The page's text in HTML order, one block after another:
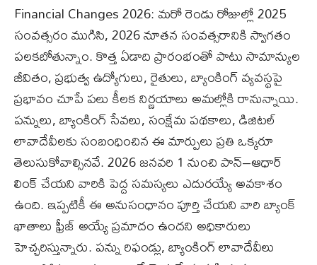
Financial Changes 2026: మరో రెండు రోజుల్లో 2025
సంవత్సరం ముగిసి, 2026 నూతన సంవత్సరానికి స్వాగతం
పలకబోతున్నాం. కొత్త ఏడాది ప్రారంభంతో పాటు సామాన్యుల
జీవితం, ప్రభుత్వ ఉద్యోగులు, రైతులు, బ్యాంకింగ్ వ్యవస్థపై
ప్రభావం చూపే పలు కీలక నిర్ణయాలు అమల్లోకి రానున్నాయి.
పన్నులు, బ్యాంకింగ్ సేవలు, సంక్షేమ పథకాలు, డిజిటల్
లావాదేవీలకు సంబంధించిన ఈ మార్పులు ప్రతి ఒక్కరూ
తెలుసుకోవాల్సినవే. 2026 జనవరి 1 నుంచి పాన్–ఆధార్
లింక్ చేయని వారికి పెద్ద సమస్యలు ఎదురయ్యే అవకాశం
ఉంది. ఇప్పటికీ ఈ అనుసంధానం పూర్తి చేయని వారి బ్యాంక్
ఖాతాలు ఫ్రీజ్ అయ్యే ప్రమాదం ఉందని అధికారులు
హెచ్చరిస్తున్నారు. పన్ను రిఫండ్లు, బ్యాంకింగ్ లావాదేవీలు